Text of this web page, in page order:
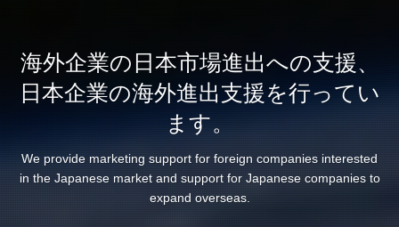
海外企業の日本市場進出への支援、
日本企業の海外進出支援を行ってい
ます。
We provide marketing support for foreign companies interested
in the Japanese market and support for Japanese companies to
expand overseas.